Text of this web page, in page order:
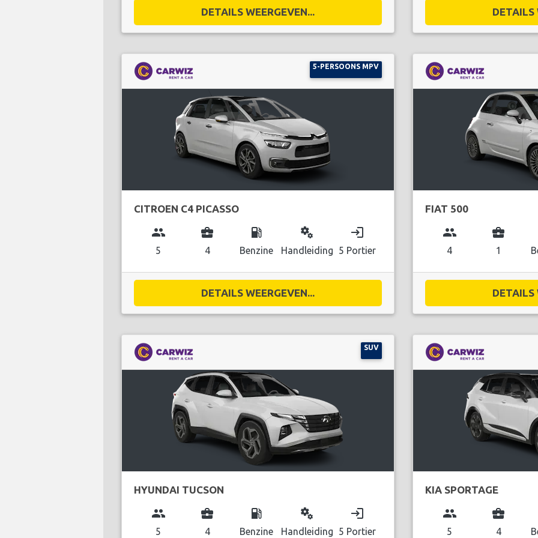
DETAILS WEERGEVEN... DETAILS
5-PERSOONS MPV
CITROEN C4 PICASSO
group
5
business_center
4
local_gas_station
Benzine
miscellaneous_services
Handleiding
login
5 Portier
DETAILS WEERGEVEN...
FIAT 500
group
4
business_center
1
DETAILS
SUV
HYUNDAI TUCSON
group
5
business_center
4
local_gas_station
Benzine
miscellaneous_services
Handleiding
login
5 Portier
KIA SPORTAGE
group
5
business_center
4